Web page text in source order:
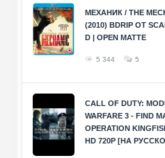
МЕХАНИК / THE
(2010) BDRIP ОТ
D | OPEN MATTE
5 344 5
CALL OF DUTY:
WARFARE 3 - FIND
OPERATION
HD 720P [НА